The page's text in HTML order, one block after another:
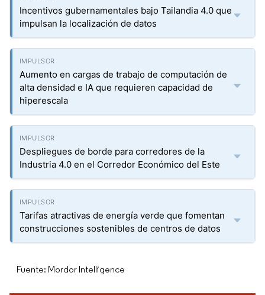
Incentivos gubernamentales bajo Tailandia 4.0 que
impulsan la localización de datos
Aumento en cargas de trabajo de computación de
alta densidad e IA que requieren capacidad de
hiperescala
Despliegues de borde para corredores de la
Industria 4.0 en el Corredor Económico del Este
Tarifas atractivas de energía verde que fomentan
construcciones sostenibles de centros de datos
Fuente: Mordor Intelligence